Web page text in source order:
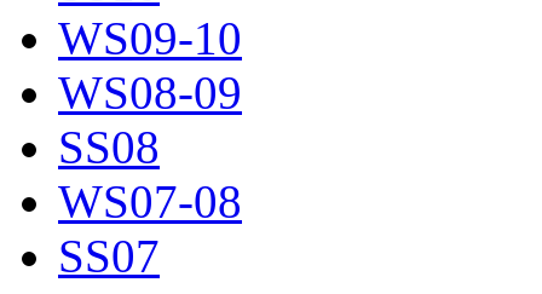
WS09-10
WS08-09
SS08
WS07-08
SS07